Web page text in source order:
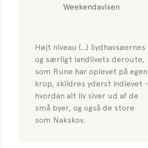
Weekendavisen
Højt niveau (…) Sydhavsøernes
og særligt landlivets deroute,
som Rune har oplevet på egen
krop, skildres yderst indlevet -
hvordan alt liv siver ud af de
små byer, og også de store
som Nakskov.